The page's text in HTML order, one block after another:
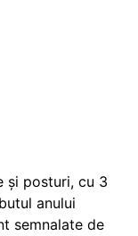
și posturi, cu 3
anului
semnalate de